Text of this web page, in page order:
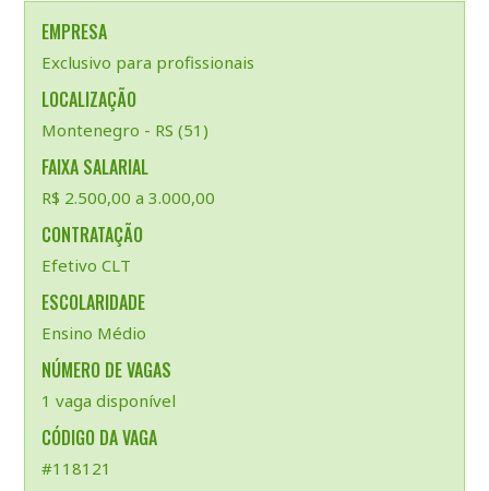
EMPRESA
Exclusivo para profissionais
LOCALIZAÇÃO
Montenegro - RS (51)
FAIXA SALARIAL
R$ 2.500,00 a 3.000,00
CONTRATAÇÃO
Efetivo CLT
ESCOLARIDADE
Ensino Médio
NÚMERO DE VAGAS
1 vaga disponível
CÓDIGO DA VAGA
#118121